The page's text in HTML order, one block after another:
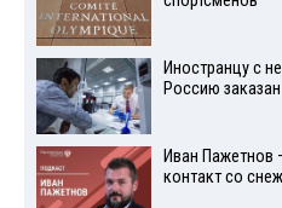
Иностранцу с
Россию заказан
Иван Пажетнов
контакт со